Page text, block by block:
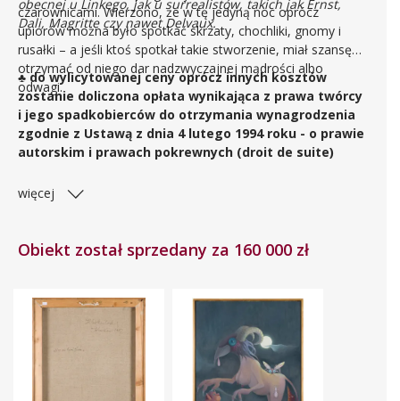
obecnej u Linkego, jak u surrealistów, takich jak Ernst,
Dali, Magritte czy nawet Delvaux.
czarownicami. Wierzono, że w tę jedyną noc oprócz
upiorów można było spotkać skrzaty, chochliki, gnomy i
rusałki – a jeśli ktoś spotkał takie stworzenie, miał szansę
otrzymać od niego dar nadzwyczajnej mądrości albo
odwagi.
♣ do wylicytowanej ceny oprócz innych kosztów
zostanie doliczona opłata wynikająca z prawa twórcy
i jego spadkobierców do otrzymania wynagrodzenia
zgodnie z Ustawą z dnia 4 lutego 1994 roku - o prawie
autorskim i prawach pokrewnych (droit de suite)
więcej
Obiekt został sprzedany za 160 000 zł